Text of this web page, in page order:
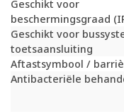
Geschikt voor
beschermingsgraad
Geschikt voor
toetsaansluiting
Aftastsymbool /
Antibacteriële